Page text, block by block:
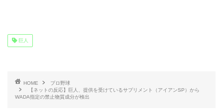
巨人
HOME
プロ野球
【ネットの反応】巨人、提供を受けているサプリメント（アイアンSP）から
WADA指定の禁止物質成分が検出